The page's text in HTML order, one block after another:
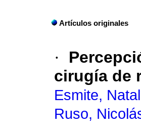
Artículos originales
·
cirugía de
Esmite,
Ruso,